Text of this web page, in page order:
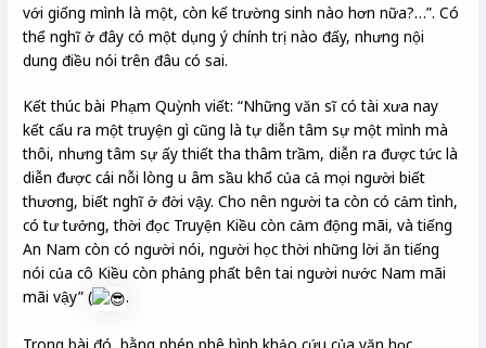
với giống mình là một, còn kế trường sinh nào hơn nữa?…”. Có
thể nghĩ ở đây có một dụng ý chính trị nào đấy, nhưng nội
dung điều nói trên đâu có sai.
Kết thúc bài Phạm Quỳnh viết: “Những văn sĩ có tài xưa nay
kết cấu ra một truyện gì cũng là tự diễn tâm sự một mình mà
thôi, nhưng tâm sự ấy thiết tha thâm trầm, diễn ra được tức là
diễn được cái nỗi lòng u âm sầu khổ của cả mọi người biết
thương, biết nghĩ ở đời vậy. Cho nên người ta còn có cảm tình,
có tư tưởng, thời đọc Truyện Kiều còn cảm động mãi, và tiếng
An Nam còn có người nói, người học thời những lời ăn tiếng
nói của cô Kiều còn phảng phất bên tai người nước Nam mãi
mãi vậy” (
.